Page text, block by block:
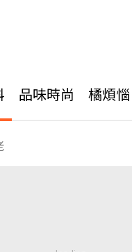
品味時尚 橘煩惱